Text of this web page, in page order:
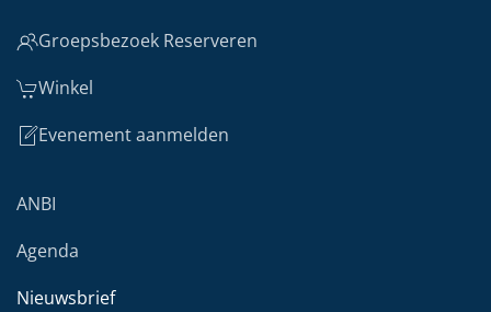
Groepsbezoek Reserveren
Winkel
Evenement aanmelden
ANBI
Agenda
Nieuwsbrief